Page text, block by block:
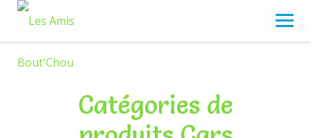
Skip
content
Catégories de